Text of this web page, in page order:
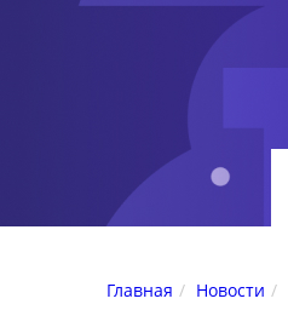
Главная Новости